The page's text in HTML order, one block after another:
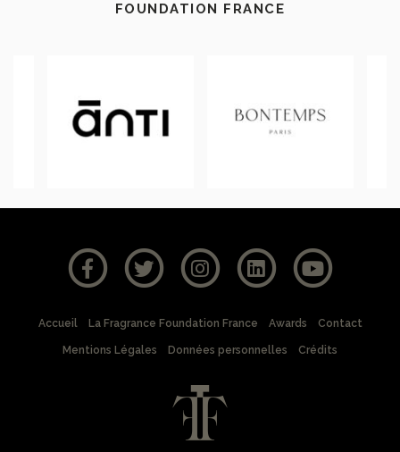
FOUNDATION FRANCE
Accueil La Fragrance Foundation France Awards Contact
Mentions Légales Données personnelles Crédits